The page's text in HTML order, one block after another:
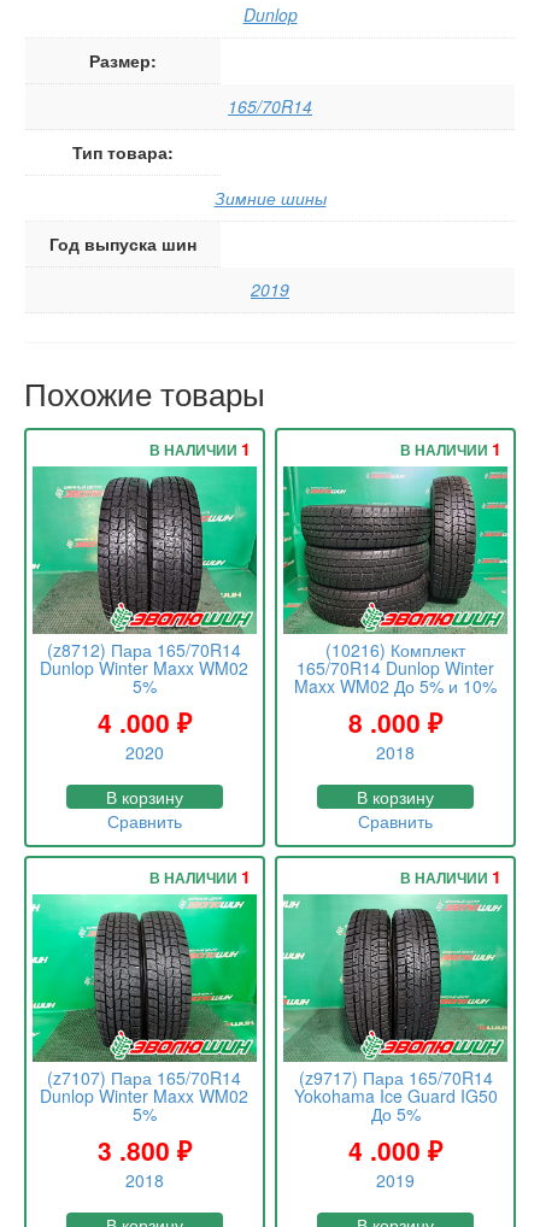
Dunlop
Размер:
165/70R14
Тип товара:
Зимние шины
Год выпуска шин
2019
Похожие товары
(z8712) Пара 165/70R14
Dunlop Winter Maxx WM02
5%
4 .000 ₽
2020
В НАЛИЧИИ 1
В корзину
Сравнить
(10216) Комплект
165/70R14 Dunlop Winter
Maxx WM02 До 5% и 10%
8 .000₽
2018
В НАЛИЧИИ 1
В корзину
Сравнить
(z7107) Пара 165/70R14
Dunlop Winter Maxx WM02
5%
3 .800 ₽
2018
В НАЛИЧИИ 1
(z9717) Пара 165/70R14
Yokohama Ice Guard IG50
До 5%
4 .000₽
2019
В НАЛИЧИИ 1